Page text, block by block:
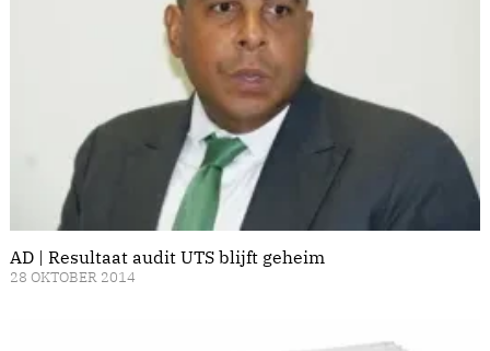
AD | Resultaat audit UTS blijft geheim
28 OKTOBER 2014